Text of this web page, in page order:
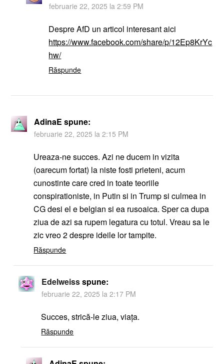
februarie 22, 2025 la 2:59 PM
Despre AfD un articol interesant aici
https://www.facebook.com/share/p/12Ep8KrYc
hw/
Răspunde
AdinaE spune:
februarie 22, 2025 la 2:15 PM
Ureaza-ne succes. Azi ne ducem in vizita
(oarecum fortat) la niste fosti prieteni, acum
cunostinte care cred in toate teoriile
conspirationiste, in Putin si in Trump si culmea in
CG desi el e belgian si ea rusoaica. Sper ca dupa
ziua de azi sa rupem legatura cu totul. Vreau sa le
zic vreo 2 despre ideile lor tampite.
Răspunde
Edelweissspune:
februarie 22, 2025 la 2:17 PM
Succes, strică-le ziua, viața.
Răspunde